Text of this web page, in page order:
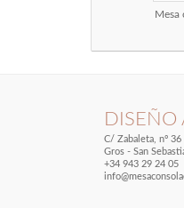
Mesa
DISEÑO
C/ Zabaleta, nº 36
Gros - San
+34 943 29 24 05